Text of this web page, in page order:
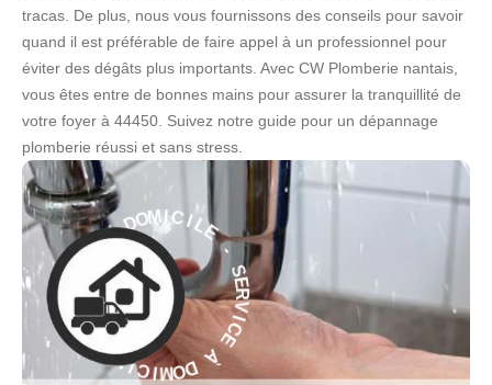
tracas. De plus, nous vous fournissons des conseils pour savoir
quand il est préférable de faire appel à un professionnel pour
éviter des dégâts plus importants. Avec CW Plomberie nantais,
vous êtes entre de bonnes mains pour assurer la tranquillité de
votre foyer à 44450. Suivez notre guide pour un dépannage
plomberie réussi et sans stress.
S
E
R
V
I
E
À
DO
MICILE -
S
E
R
V
I
C
E
À
D
O
M
I
C
I
L
E
-